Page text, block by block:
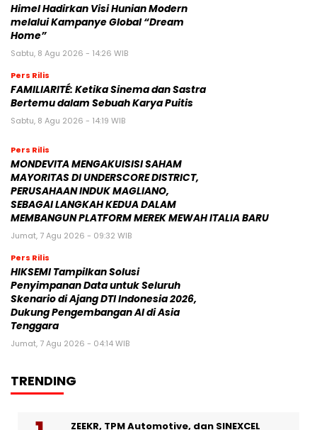
Himel Hadirkan Visi Hunian Modern
melalui Kampanye Global “Dream
Home”
Sabtu, 8 Agu 2026 - 14:26 WIB
Pers Rilis
FAMILIARITÉ: Ketika Sinema dan Sastra
Bertemu dalam Sebuah Karya Puitis
Sabtu, 8 Agu 2026 - 14:19 WIB
Pers Rilis
MONDEVITA MENGAKUISISI SAHAM
MAYORITAS DI UNDERSCORE DISTRICT,
PERUSAHAAN INDUK MAGLIANO,
SEBAGAI LANGKAH KEDUA DALAM
MEMBANGUN PLATFORM MEREK MEWAH ITALIA BARU
Jumat, 7 Agu 2026 - 09:32 WIB
Pers Rilis
HIKSEMI Tampilkan Solusi
Penyimpanan Data untuk Seluruh
Skenario di Ajang DTI Indonesia 2026,
Dukung Pengembangan AI di Asia
Tenggara
Jumat, 7 Agu 2026 - 04:14 WIB
TRENDING
ZEEKR, TPM Automotive, dan SINEXCEL